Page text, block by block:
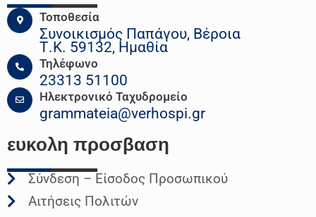
Τοποθεσία
Συνοικισμός Παπάγου, Βέροια
Τ.Κ. 59132, Ημαθία
Τηλέφωνο
23313 51100
Ηλεκτρονικό Ταχυδρομείο
grammateia@verhospi.gr
ευκολη προσβαση
Σύνδεση – Είσοδος Προσωπικού
Αιτήσεις Πολιτών